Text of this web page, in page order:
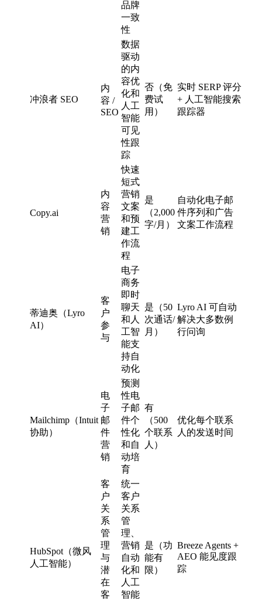
品牌
一致
性
冲浪者 SEO
内
容 /
SEO
数据
驱动
的内
容优
化和
人工
智能
可见
性跟
踪
否（免
费试
用）
实时 SERP 评分
+ 人工智能搜索
跟踪器
Copy.ai
内
容
营
销
快速
短式
营销
文案
和预
建工
作流
程
是
（2,000
字/月）
自动化电子邮
件序列和广告
文案工作流程
蒂迪奥（Lyro
AI）
客
户
参
与
电子
商务
即时
聊天
和人
工智
能支
持自
动化
是（50
次通话/
月）
Lyro AI 可自动
解决大多数例
行问询
Mailchimp（Intuit
协助）
电
子
邮
件
营
销
预测
性电
子邮
件个
性化
和自
动培
育
有
（500
个联系
人）
优化每个联系
人的发送时间
HubSpot（微风
人工智能）
客
户
关
系
管
理
与
潜
在
客
统一
客户
关系
管
理、
营销
自动
化和
人工
智能
是（功
能有
限）
Breeze Agents +
AEO 能见度跟
踪